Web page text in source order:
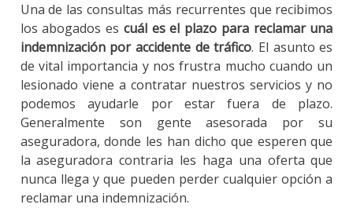
Una de las consultas más recurrentes que recibimos
los abogados es cuál es el plazo para reclamar una
indemnización por accidente de tráfico. El asunto es
de vital importancia y nos frustra mucho cuando un
lesionado viene a contratar nuestros servicios y no
podemos ayudarle por estar fuera de plazo.
Generalmente son gente asesorada por su
aseguradora, donde les han dicho que esperen que
la aseguradora contraria les haga una oferta que
nunca llega y que pueden perder cualquier opción a
reclamar una indemnización.